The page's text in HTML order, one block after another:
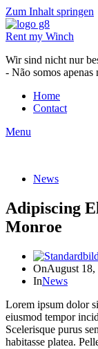
Zum Inhalt springen
Rent my Winch
Wir sind nicht nur
- Não somos apenas
Home
Contact
Menu
News
Adipiscing
Monroe
OnAugust 18,
InNews
Lorem ipsum dolor
eiusmod tempor
Scelerisque purus
habitasse platea.